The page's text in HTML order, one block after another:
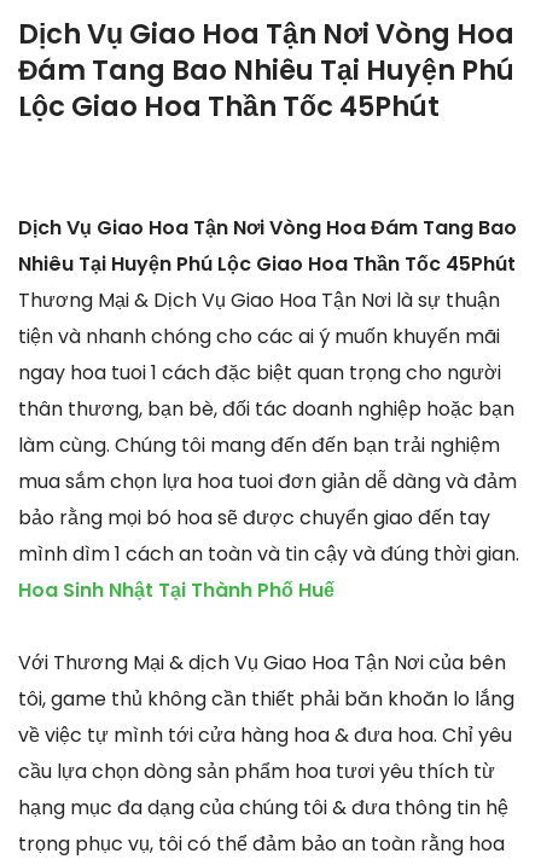
Dịch Vụ Giao Hoa Tận Nơi Vòng Hoa
Đám Tang Bao Nhiêu Tại Huyện Phú
Lộc Giao Hoa Thần Tốc 45Phút
Dịch Vụ Giao Hoa Tận Nơi Vòng Hoa Đám Tang Bao
Nhiêu Tại Huyện Phú Lộc Giao Hoa Thần Tốc 45Phút
Thương Mại & Dịch Vụ Giao Hoa Tận Nơi là sự thuận
tiện và nhanh chóng cho các ai ý muốn khuyến mãi
ngay hoa tuoi 1 cách đặc biệt quan trọng cho người
thân thương, bạn bè, đối tác doanh nghiệp hoặc bạn
làm cùng. Chúng tôi mang đến đến bạn trải nghiệm
mua sắm chọn lựa hoa tuoi đơn giản dễ dàng và đảm
bảo rằng mọi bó hoa sẽ được chuyển giao đến tay
mình dìm 1 cách an toàn và tin cậy và đúng thời gian.
Hoa Sinh Nhật Tại Thành Phố Huế
Với Thương Mại & dịch Vụ Giao Hoa Tận Nơi của bên
tôi, game thủ không cần thiết phải băn khoăn lo lắng
về việc tự mình tới cửa hàng hoa & đưa hoa. Chỉ yêu
cầu lựa chọn dòng sản phẩm hoa tươi yêu thích từ
hạng mục đa dạng của chúng tôi & đưa thông tin hệ
trọng phục vụ, tôi có thể đảm bảo an toàn rằng hoa